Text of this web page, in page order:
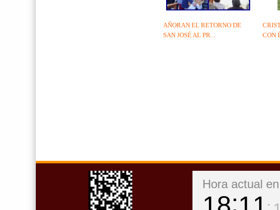
CON
AÑORAN EL RETORNO DE
SAN JOSÉ AL PR...
Hora actual